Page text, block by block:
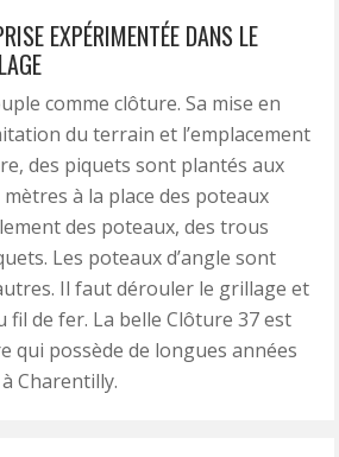
EXPÉRIMENTÉE DANS LE
comme clôture. Sa mise en
du terrain et l’emplacement
des piquets sont plantés aux
à la place des poteaux
des poteaux, des trous
Les poteaux d’angle sont
Il faut dérouler le grillage et
fil de fer. La belle Clôture 37 est
qui possède de longues années
Charentilly.